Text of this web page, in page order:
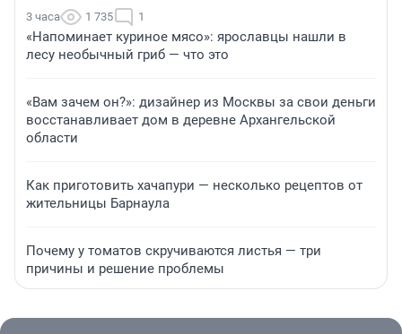
3 часа 1 735 1
«Напоминает куриное мясо»: ярославцы нашли в
лесу необычный гриб — что это
«Вам зачем он?»: дизайнер из Москвы за свои деньги
восстанавливает дом в деревне Архангельской
области
Как приготовить хачапури — несколько рецептов от
жительницы Барнаула
Почему у томатов скручиваются листья — три
причины и решение проблемы